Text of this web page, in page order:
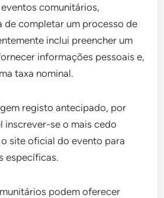
comunitários,
de completar um processo de
inclui preencher um
informações pessoais e,
taxa nominal.
registo antecipado, por
inscrever-se o mais cedo
site oficial do evento para
específicas.
podem oferecer